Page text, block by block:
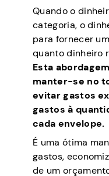
Quando o
categoria, o
para fornecer
quanto dinheiro
Esta
manter-se no
evitar gastos
gastos à
cada envelope.
É uma ótima
gastos,
de um